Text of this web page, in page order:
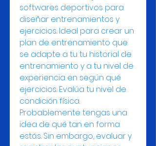
softwares deportivos para
diseñar entrenamientos y
ejercicios. Ideal para crear un
plan de entrenamiento que
se adapte a tu tu historial de
entrenamiento y a tu nivel de
experiencia en según qué
ejercicios. Evalúa tu nivel de
condición física.
Probablemente tengas una
idea de qué tan en forma
estás. Sin embargo, evaluar y